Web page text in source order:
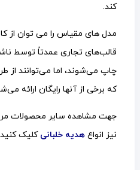
کند.
مدل های مقیاس را می توان از
قالب‌های تجاری عمدتاً توسط
چاپ می‌شوند، اما می‌توانند از
که برخی از آنها رایگان ارائه
جهت مشاهده سایر محصولات
نیز انواع هدیه خلبانی کلیک